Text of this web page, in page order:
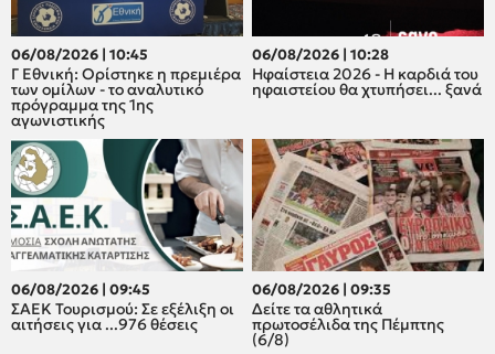
06/08/2026 | 10:45
Γ Εθνική: Ορίστηκε η πρεμιέρα
των ομίλων - το αναλυτικό
πρόγραμμα της 1ης
αγωνιστικής
06/08/2026 | 10:28
Ηφαίστεια 2026 - Η καρδιά του
ηφαιστείου θα χτυπήσει... ξανά
06/08/2026 | 09:45
ΣΑΕΚ Τουρισμού: Σε εξέλιξη οι
αιτήσεις για ...976 θέσεις
06/08/2026 | 09:35
Δείτε τα αθλητικά
πρωτοσέλιδα της Πέμπτης
(6/8)